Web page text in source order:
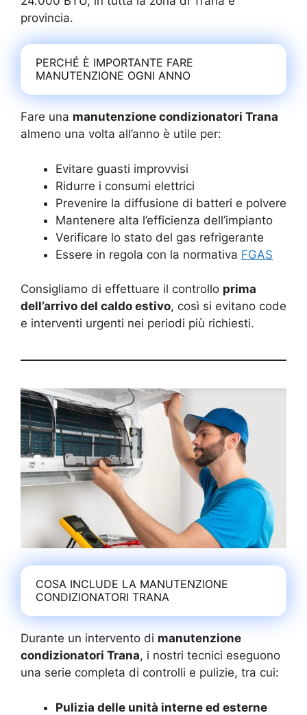
provincia.
PERCHÉ È IMPORTANTE FARE
MANUTENZIONE OGNI ANNO
Fare una manutenzione condizionatori Trana
almeno una volta all’anno è utile per:
Evitare guasti improvvisi
Ridurre i consumi elettrici
Prevenire la diffusione di batteri e polvere
Mantenere alta l’efficienza dell’impianto
Verificare lo stato del gas refrigerante
Essere in regola con la normativa FGAS
Consigliamo di effettuare il controllo prima
dell’arrivo del caldo estivo, così si evitano code
e interventi urgenti nei periodi più richiesti.
COSA INCLUDE LA MANUTENZIONE
CONDIZIONATORI TRANA
Durante un intervento di manutenzione
condizionatori Trana, i nostri tecnici eseguono
una serie completa di controlli e pulizie, tra cui:
Pulizia delle unità interne ed esterne